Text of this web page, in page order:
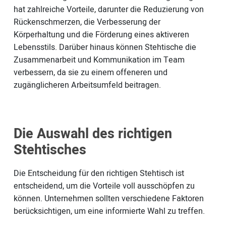
hat zahlreiche Vorteile, darunter die Reduzierung von
Rückenschmerzen, die Verbesserung der
Körperhaltung und die Förderung eines aktiveren
Lebensstils. Darüber hinaus können Stehtische die
Zusammenarbeit und Kommunikation im Team
verbessern, da sie zu einem offeneren und
zugänglicheren Arbeitsumfeld beitragen.
Die Auswahl des richtigen
Stehtisches
Die Entscheidung für den richtigen Stehtisch ist
entscheidend, um die Vorteile voll ausschöpfen zu
können. Unternehmen sollten verschiedene Faktoren
berücksichtigen, um eine informierte Wahl zu treffen.